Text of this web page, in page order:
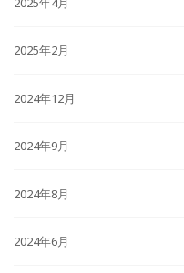
2025年2月
2024年12月
2024年9月
2024年8月
2024年6月